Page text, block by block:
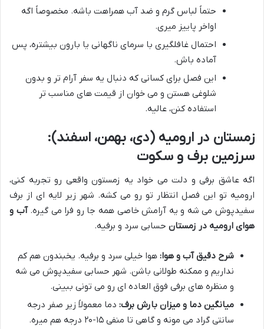
حتماً لباس گرم و ضد آب همراهت باشه. مخصوصاً اگه
اواخر پاییز میری.
احتمال غافلگیری با سرمای ناگهانی یا بارون بیشتره، پس
آماده باش.
این فصل برای کسانی که دنبال یه سفر آرام تر و بدون
شلوغی هستن و می خوان از قیمت های مناسب تر
استفاده کنن، عالیه.
زمستان در ارومیه (دی، بهمن، اسفند):
سرزمین برف و سکوت
اگه عاشق برفی و دلت می خواد یه زمستون واقعی رو تجربه کنی،
ارومیه تو این فصل انتظار تو رو می کشه. شهر زیر لایه ای از برف
سفیدپوش می شه و یه آرامش خاصی همه جا رو فرا می گیره.آب و
هوای ارومیه در زمستان حسابی سرد و برفیه.
شرح دقیق آب و هوا: هوا خیلی سرد و برفیه. یخبندون هم کم
نداریم و ممکنه طولانی باشن. شهر حسابی سفیدپوش می شه
و منظره های برفی فوق العاده ای رو می تونی ببینی.
میانگین دما و میزان بارش برف: دما معمولاً زیر صفر درجه
سانتی گراد می مونه و گاهی تا منفی ۱۵-۲۰ درجه هم میره.